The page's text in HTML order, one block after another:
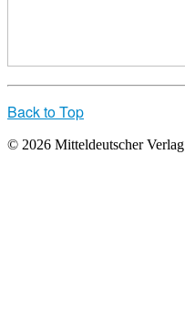
Back to Top
© 2026 Mitteldeutscher Verlag